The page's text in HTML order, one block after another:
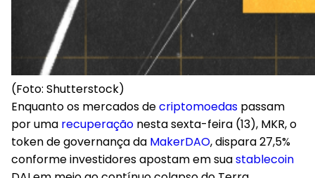
(Foto: Shutterstock)
Enquanto os mercados decriptomoedas passam
por uma recuperação nesta sexta-feira (13), MKR, o
token de governança da MakerDAO, dispara 27,5%
conforme investidores apostam em suastablecoin